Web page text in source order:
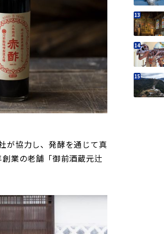
が協力し、発酵を通じて真
業の老舗「御前酒蔵元辻